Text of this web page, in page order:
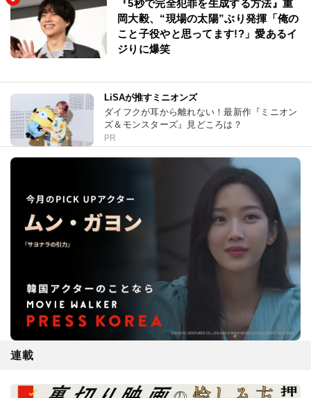
『5秒で完全犯罪を生成する方法』重
岡大毅、“現場の太陽”ぶり発揮「俺の
こと子役やと思ってます!?」愛あるイ
ジりに爆笑
LiSAが推すミニオンズ
ダイフクが耳から離れない！最新作『ミニオン
ズ＆モンスターズ』見どころは？
PR
連載